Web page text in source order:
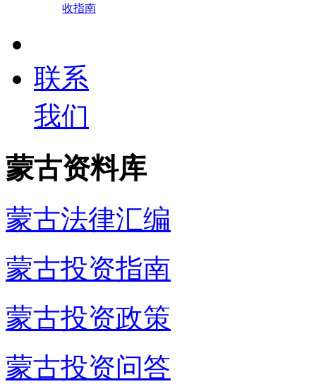
收指南
联系
我们
蒙古资料库
蒙古法律汇编
蒙古投资指南
蒙古投资政策
蒙古投资问答